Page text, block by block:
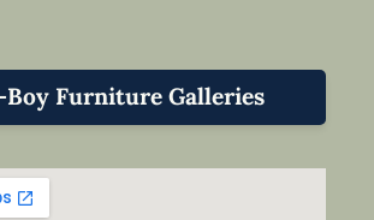
Boy Furniture Galleries